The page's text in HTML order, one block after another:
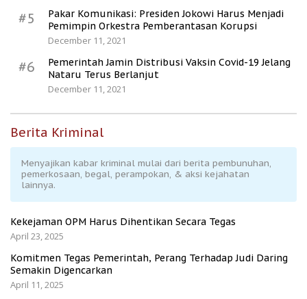
#5
Pakar Komunikasi: Presiden Jokowi Harus Menjadi
Pemimpin Orkestra Pemberantasan Korupsi
December 11, 2021
#6
Pemerintah Jamin Distribusi Vaksin Covid-19 Jelang
Nataru Terus Berlanjut
December 11, 2021
Berita Kriminal
Menyajikan kabar kriminal mulai dari berita pembunuhan,
pemerkosaan, begal, perampokan, & aksi kejahatan
lainnya.
Kekejaman OPM Harus Dihentikan Secara Tegas
April 23, 2025
Komitmen Tegas Pemerintah, Perang Terhadap Judi Daring
Semakin Digencarkan
April 11, 2025